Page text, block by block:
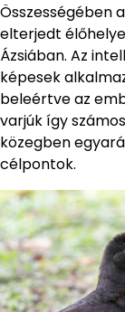
Összességében
elterjedt
Ázsiában. Az
képesek
beleértve az
varjúk így
közegben
célpontok.